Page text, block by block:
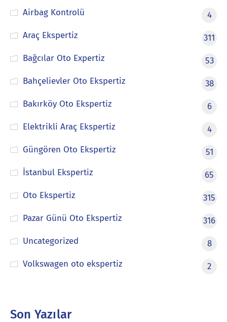
Airbag Kontrolü
4
Araç Ekspertiz
311
Bağcılar Oto Expertiz
53
Bahçelievler Oto Ekspertiz
38
Bakırköy Oto Ekspertiz
6
Elektrikli Araç Ekspertiz
4
Güngören Oto Ekspertiz
51
İstanbul Ekspertiz
65
Oto Ekspertiz
315
Pazar Günü Oto Ekspertiz
316
Uncategorized
8
Volkswagen oto ekspertiz
2
Son Yazılar